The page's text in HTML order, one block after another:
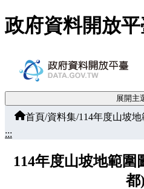
跳至主要內容
政府資料開放
展開主
首頁/資料集/114年度山坡
:::
114年度山坡地範
都)